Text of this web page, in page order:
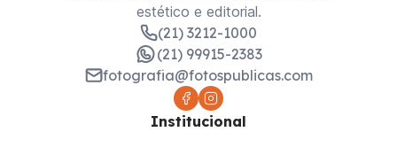
estético e editorial.
(21) 3212-1000
(21) 99915-2383
fotografia@fotospublicas.com
Institucional